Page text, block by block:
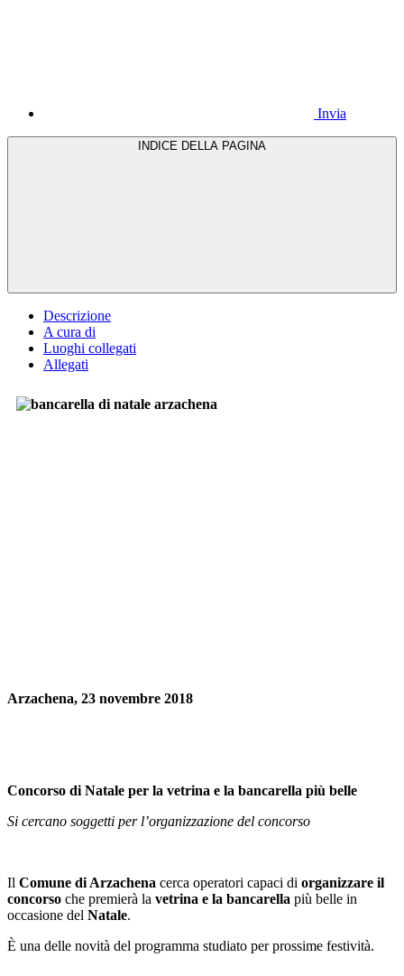
Invia
Descrizione
A cura di
Luoghi collegati
Allegati
Arzachena, 23 novembre 2018
Concorso di Natale per la vetrina e la bancarella più belle
Si cercano soggetti per l’organizzazione del concorso
Il Comune di Arzachena cerca operatori capaci di organizzare il
concorso che premierà la vetrina e la bancarella più belle in
occasione del Natale.
È una delle novità del programma studiato per prossime festività.